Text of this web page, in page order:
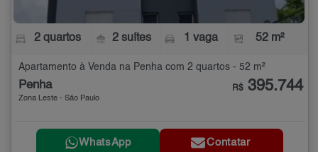
2 quartos 2 suítes 1 vaga 52 m²
Apartamento à Venda na Penha com 2 quartos - 52 m²
Penha
Zona Leste - São Paulo
R$ 395.744
WhatsApp Contatar